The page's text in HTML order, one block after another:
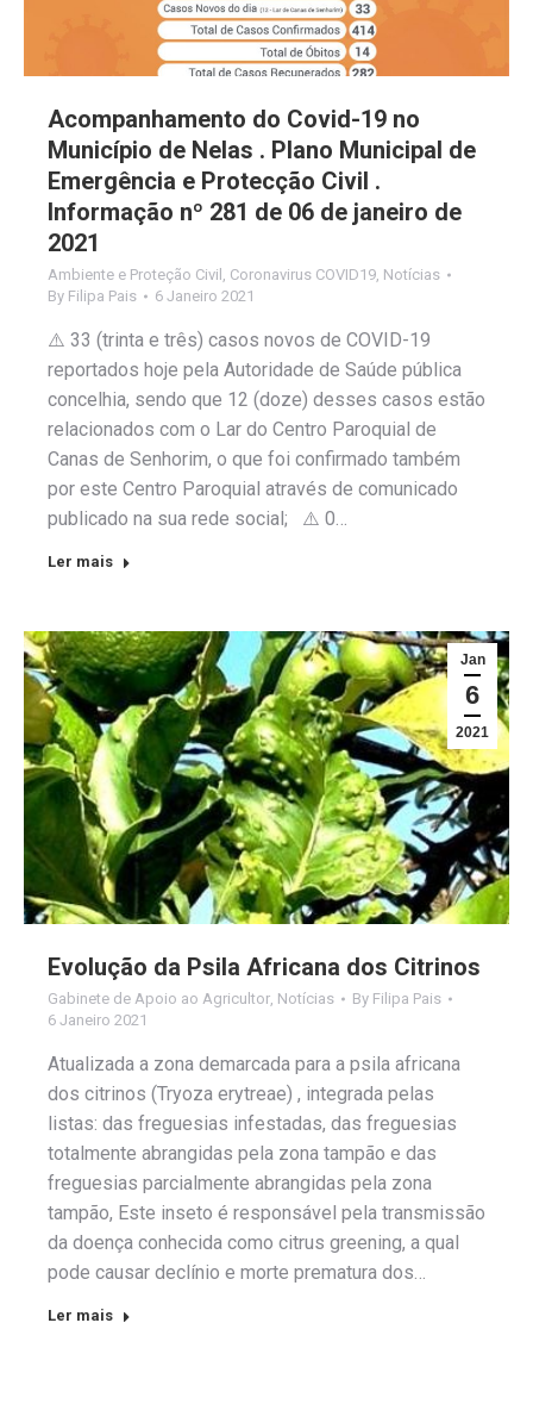
Acompanhamento do Covid-19 no
Município de Nelas . Plano Municipal de
Emergência e Protecção Civil .
Informação nº 281 de 06 de janeiro de
2021
Ambiente e Proteção Civil , Coronavirus COVID19, Notícias
By Filipa Pais 6 Janeiro 2021
⚠️ 33 (trinta e três) casos novos de COVID-19
reportados hoje pela Autoridade de Saúde pública
concelhia, sendo que 12 (doze) desses casos estão
relacionados com o Lar do Centro Paroquial de
Canas de Senhorim, o que foi confirmado também
por este Centro Paroquial através de comunicado
publicado na sua rede social; ⚠️ 0…
Ler mais
Jan
6
2021
Evolução da Psila Africana dos Citrinos
Gabinete de Apoio ao Agricultor Notícias By Filipa Pais
6 Janeiro 2021
Atualizada a zona demarcada para a psila africana
dos citrinos (Tryoza erytreae) , integrada pelas
listas: das freguesias infestadas, das freguesias
totalmente abrangidas pela zona tampão e das
freguesias parcialmente abrangidas pela zona
tampão, Este inseto é responsável pela transmissão
da doença conhecida como citrus greening, a qual
pode causar declínio e morte prematura dos…
Ler mais